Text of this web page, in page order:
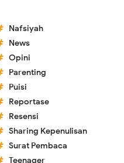
Nafsiyah
News
Opini
Parenting
Puisi
Reportase
Resensi
Sharing Kepenulisan
Surat Pembaca
Teenager